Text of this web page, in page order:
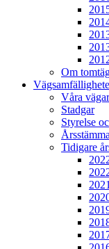
Om
Våra vägar
Stadgar
Styrelse
Tidigare